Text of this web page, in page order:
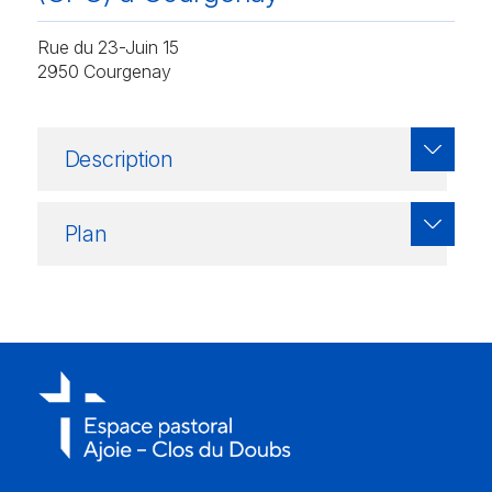
Funérailles et dépôts d’urnes
Courtemaîche, Damphreux, Lugnez, Montignez
St-Pierre en Ajoie
Bressaucourt, Fontenais, Porrentruy, Villars-sur-Fontenais
Seleute, Soubey, St-Ursanne
Rue du 23-Juin 15
2950 Courgenay
Description
Plan